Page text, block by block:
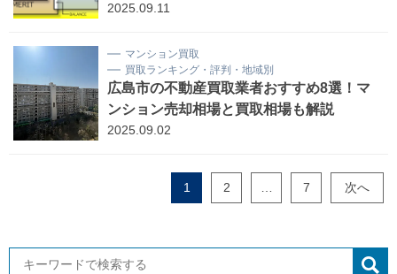
2025.09.11
マンション買取
買取ランキング・評判・地域別
広島市の不動産買取業者おすすめ8選！マ
ンション売却相場と買取相場も解説
2025.09.02
1 2 7 次へ